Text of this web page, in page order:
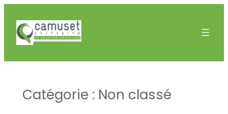
contenu
Catégorie : Non classé